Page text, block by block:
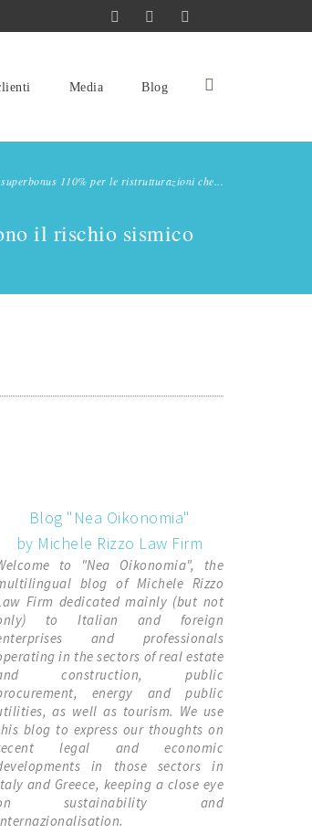
Media Blog
110% per le ristrutturazioni che...
il rischio sismico
Blog "Nea Oikonomia"
by Michele Rizzo Law Firm
to "Nea Oikonomia", the
blog of Michele Rizzo
Firm dedicated mainly (but not
to Italian and foreign
and professionals
in the sectors of real estate
construction, public
energy and public
as well as tourism. We use
blog to express our thoughts on
legal and economic
in those sectors in
and Greece, keeping a close eye
sustainability and